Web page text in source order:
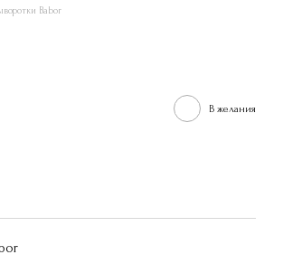
Babor
В желания